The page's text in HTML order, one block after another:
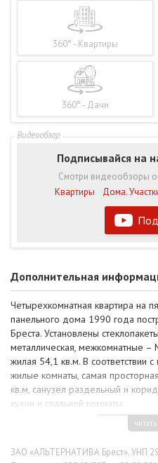
360° - Квартиры
360° - Дачи
Подписывайся на
Смотри видеообзоры
Квартиры
Дома.
Дополнительная
Четырехкомнатная квартира на
панельного дома 1990 года
Бреста. Установлены
металлическая, межкомнатные
жилая 54,1 кв.м. В соответствии
жилые комнаты, самая
кв.м, санузел раздельный и
кухни и спальной комнаты.
В квартире частично
плитка, стены оклеены обоями,
ЗАО «АЛЬТЕРНАТИВА Брест». УНП